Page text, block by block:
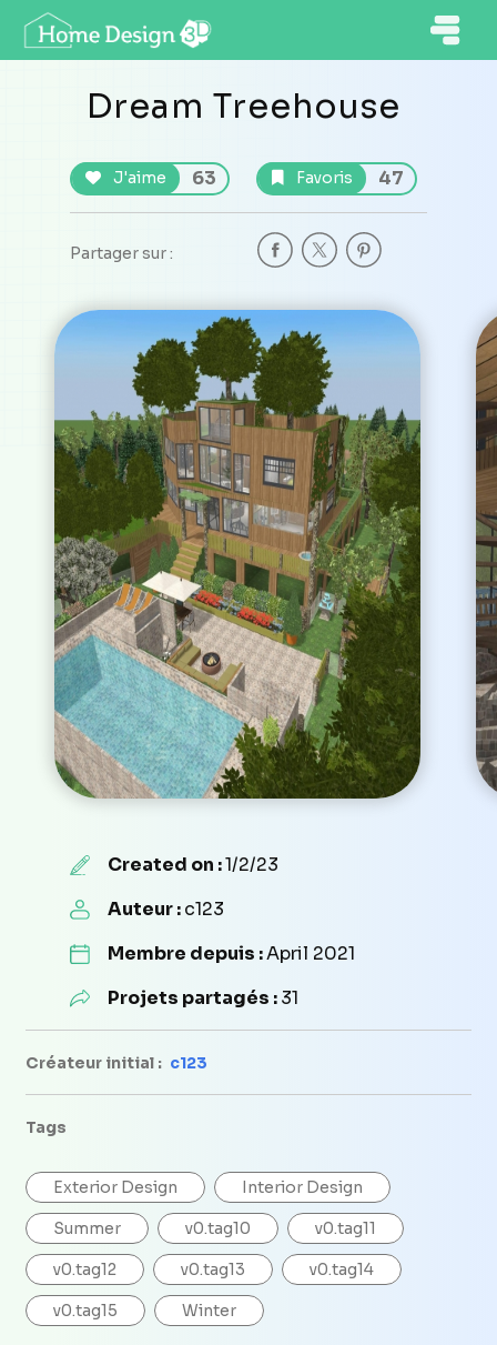
Dream Treehouse
J'aime 63 Favoris 47
Partager sur :
Created on :1/2/23
Auteur :c123
Membre depuis :April 2021
Projets partagés :31
Créateur initial : c123
Tags
Exterior Design Interior Design
Summer v0.tag10 v0.tag11
v0.tag12 v0.tag13 v0.tag14
v0.tag15 Winter